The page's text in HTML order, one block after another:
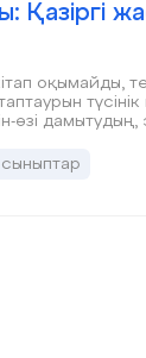
Қазіргі
оқымайды,
өзі
мен де
ие болып